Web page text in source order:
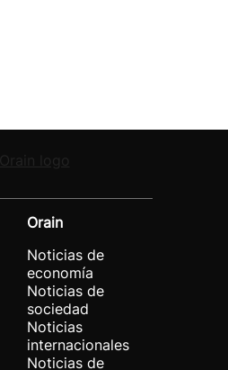
Orain
Noticias de
economía
Noticias de
sociedad
Noticias
internacionales
Noticias de